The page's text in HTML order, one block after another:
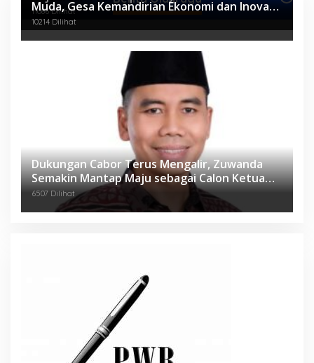
11086 Dilihat
Muda, Gesa Kemandirian Ekonomi dan Inovasi
Desa
10214 Dilihat
Dukungan Cabor Terus Mengalir, Zuwanda
Semakin Mantap Maju sebagai Calon Ketua
KONI
6507 Dilihat